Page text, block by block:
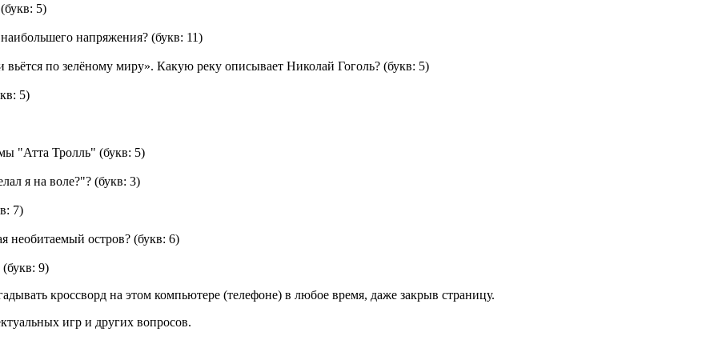
(букв: 5)
наибольшего напряжения? (букв: 11)
вьётся по зелёному миру». Какую реку описывает Николай Гоголь? (букв: 5)
5)
"Атта Тролль" (букв: 5)
я на воле?"? (букв: 3)
7)
необитаемый остров? (букв: 6)
(букв: 9)
кроссворд на этом компьютере (телефоне) в любое время, даже закрыв страницу.
игр и других вопросов.